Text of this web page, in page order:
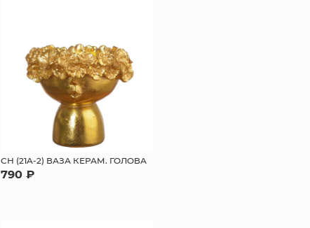
СН (21A-2) ВАЗА КЕРАМ. ГОЛОВА
790 ₽